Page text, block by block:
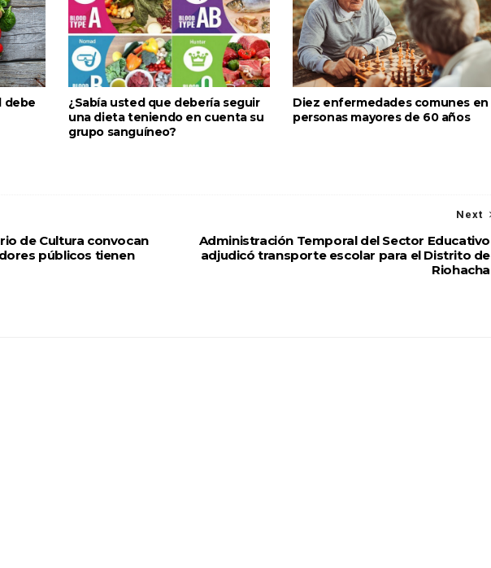
debe
¿Sabía usted que debería seguir
una dieta teniendo en cuenta su
grupo sanguíneo?
Diez enfermedades comunes en
personas mayores de 60 años
Next
Administración Temporal del Sector Educativo
adjudicó transporte escolar para el Distrito de
Riohacha
de Cultura convocan
públicos tienen